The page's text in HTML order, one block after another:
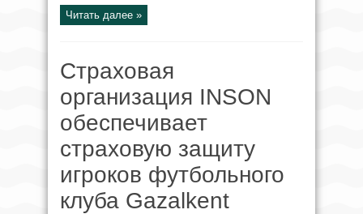
Читать далее »
Страховая
организация INSON
обеспечивает
страховую защиту
игроков футбольного
клуба Gazalkent